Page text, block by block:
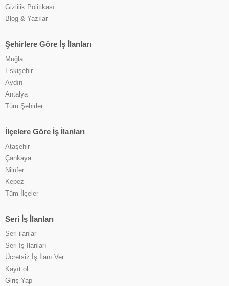
Gizlilik Politikası
Blog & Yazılar
Şehirlere Göre İş İlanları
Muğla
Eskişehir
Aydın
Antalya
Tüm Şehirler
İlçelere Göre İş İlanları
Ataşehir
Çankaya
Nilüfer
Kepez
Tüm İlçeler
Seri İş İlanları
Seri ilanlar
Seri İş İlanları
Ücretsiz İş İlanı Ver
Kayıt ol
Giriş Yap